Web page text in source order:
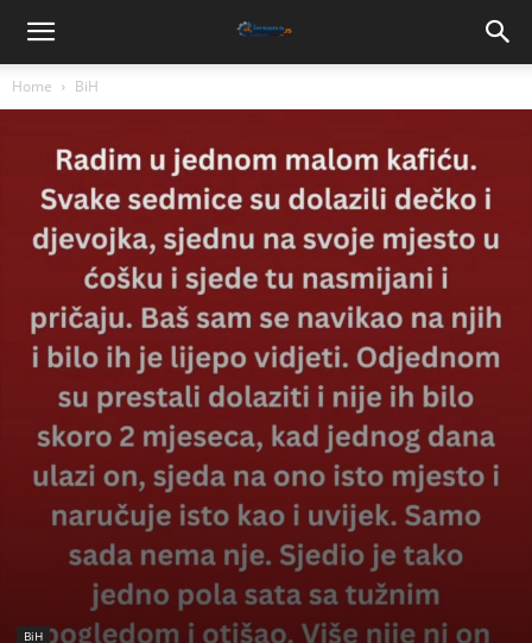
Home BiH
BiH